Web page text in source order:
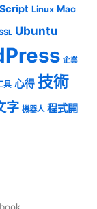
Linux Mac
Ubuntu
企業
具 心得 技術
字 機器人 程式開